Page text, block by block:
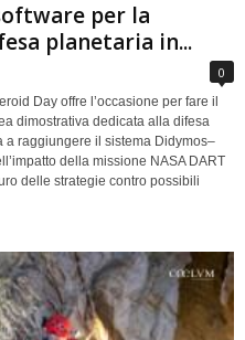
per la
planetaria in...
0
Day offre l’occasione per fare il
dimostrativa dedicata alla difesa
a raggiungere il sistema Didymos–
della missione NASA DART
delle strategie contro possibili